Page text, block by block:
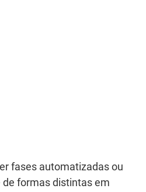
fases automatizadas ou
formas distintas em